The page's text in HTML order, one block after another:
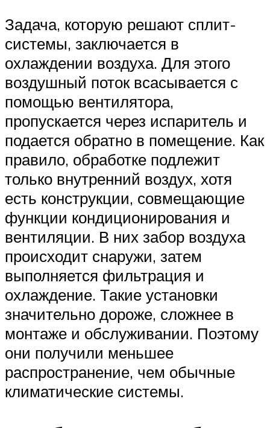
Задача, которую решают сплит-
системы, заключается в
охлаждении воздуха. Для этого
воздушный поток всасывается с
помощью вентилятора,
пропускается через испаритель и
подается обратно в помещение. Как
правило, обработке подлежит
только внутренний воздух, хотя
есть конструкции, совмещающие
функции кондиционирования и
вентиляции. В них забор воздуха
происходит снаружи, затем
выполняется фильтрация и
охлаждение. Такие установки
значительно дороже, сложнее в
монтаже и обслуживании. Поэтому
они получили меньшее
распространение, чем обычные
климатические системы.